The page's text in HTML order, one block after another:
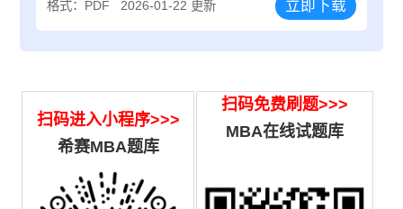
格式：PDF 2026-01-22 更新 立即下载
扫码进入小程序>>>
希赛MBA题库
扫码免费刷题>>>
MBA在线试题库